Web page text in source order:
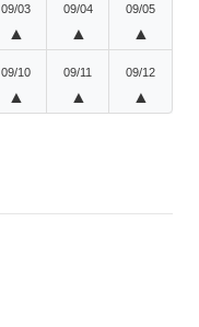
09/03
▲
09/04
▲
09/05
▲
09/10
▲
09/11
▲
09/12
▲